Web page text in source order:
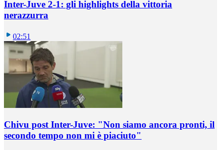
Inter-Juve 2-1: gli highlights della vittoria
nerazzurra
02:51
Chivu post Inter-Juve: "Non siamo ancora pronti, il
secondo tempo non mi è piaciuto"